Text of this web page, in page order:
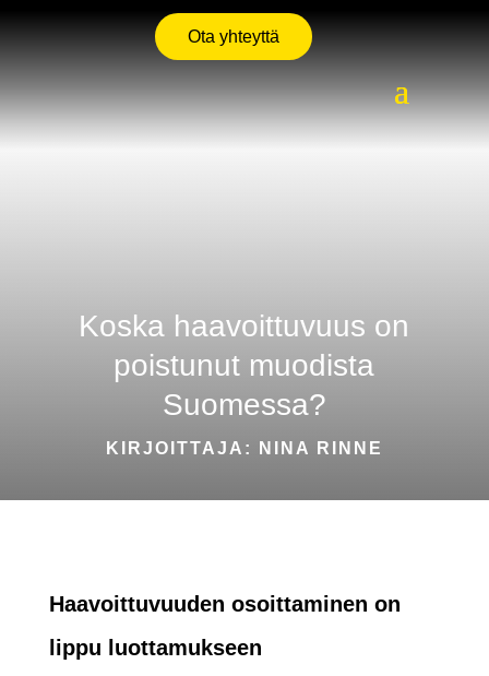
Ota yhteyttä
Koska haavoittuvuus on
poistunut muodista
Suomessa?
KIRJOITTAJA: NINA RINNE
Haavoittuvuuden osoittaminen on
lippu luottamukseen